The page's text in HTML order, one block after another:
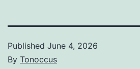
Published June 4, 2026
By Tonoccus